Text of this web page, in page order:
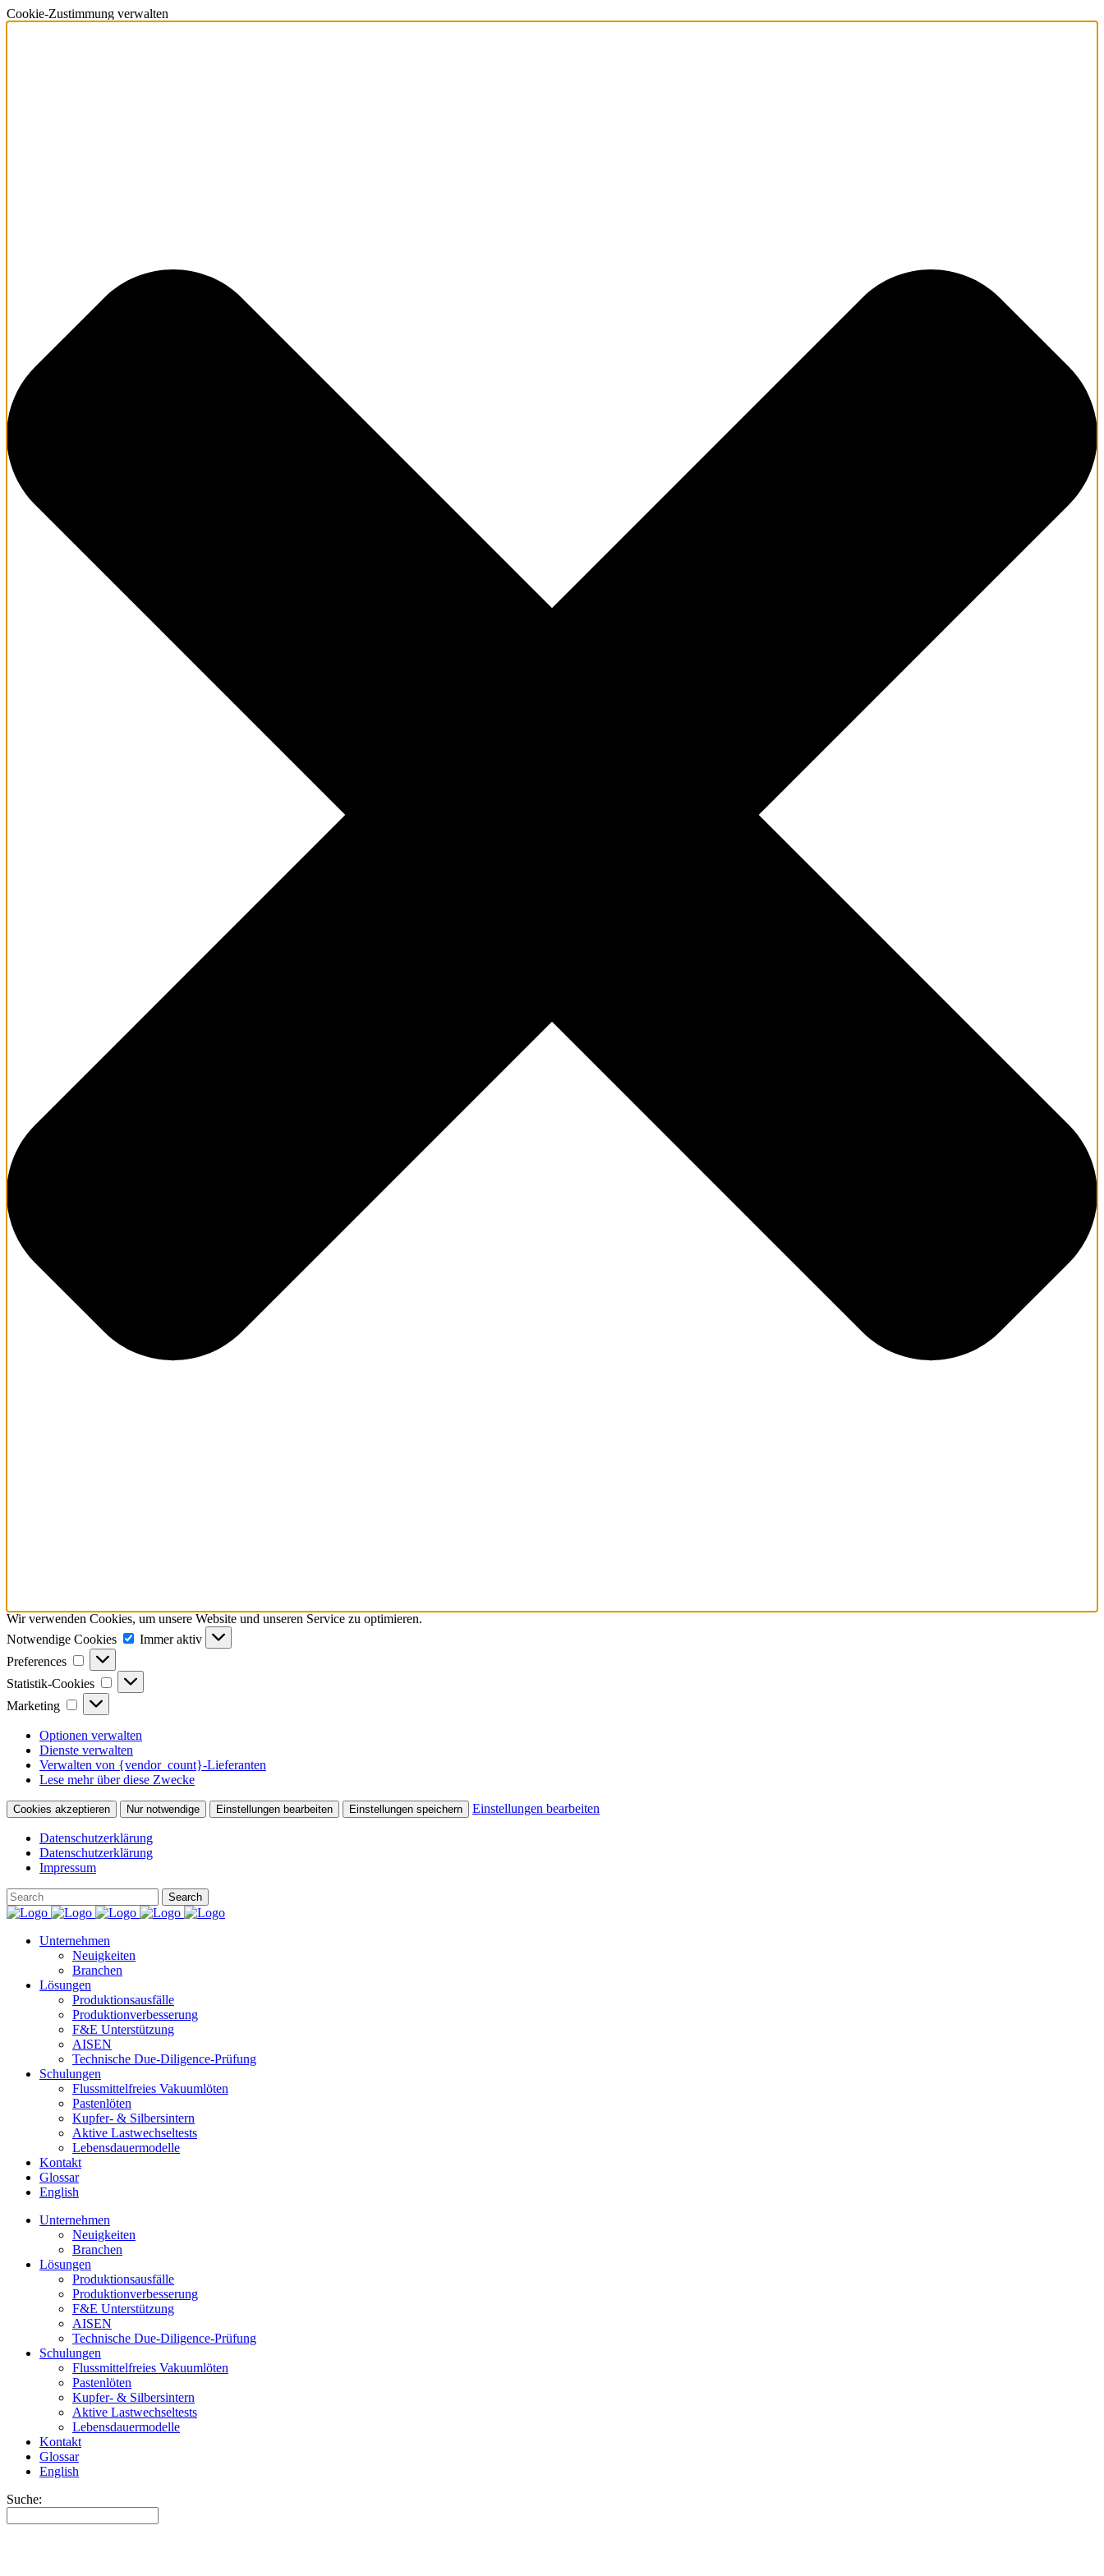
Cookie-Zustimmung verwalten
Wir verwenden Cookies, um unsere Website und unseren Service zu optimieren.
Notwendige Cookies
Notwendige
Cookies
Immer aktiv
Preferences
Preferences
Statistik-Cookies
Statistik-
Cookies
Marketing
Marketing
Optionen verwalten
Dienste verwalten
Verwalten von {vendor_count}-Lieferanten
Lese mehr über diese Zwecke
Cookies akzeptieren Nur notwendige Einstellungen bearbeiten Einstellungen speichern Einstellungen bearbeiten
Datenschutzerklärung
Datenschutzerklärung
Impressum
Unternehmen
Neuigkeiten
Branchen
Lösungen
Produktionsausfälle
Produktionverbesserung
F&E Unterstützung
AISEN
Technische Due-Diligence-Prüfung
Schulungen
Flussmittelfreies Vakuumlöten
Pastenlöten
Kupfer- & Silbersintern
Aktive Lastwechseltests
Lebensdauermodelle
Kontakt
Glossar
English
Unternehmen
Neuigkeiten
Branchen
Lösungen
Produktionsausfälle
Produktionverbesserung
F&E Unterstützung
AISEN
Technische Due-Diligence-Prüfung
Schulungen
Flussmittelfreies Vakuumlöten
Pastenlöten
Kupfer- & Silbersintern
Aktive Lastwechseltests
Lebensdauermodelle
Kontakt
Glossar
English
Suche: